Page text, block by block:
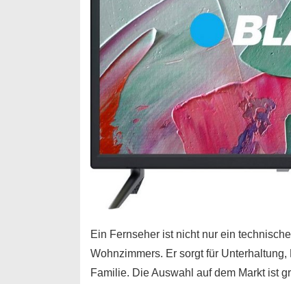
Ein Fernseher ist nicht nur ein
Wohnzimmers. Er sorgt für
Familie. Die Auswahl auf dem Markt ist